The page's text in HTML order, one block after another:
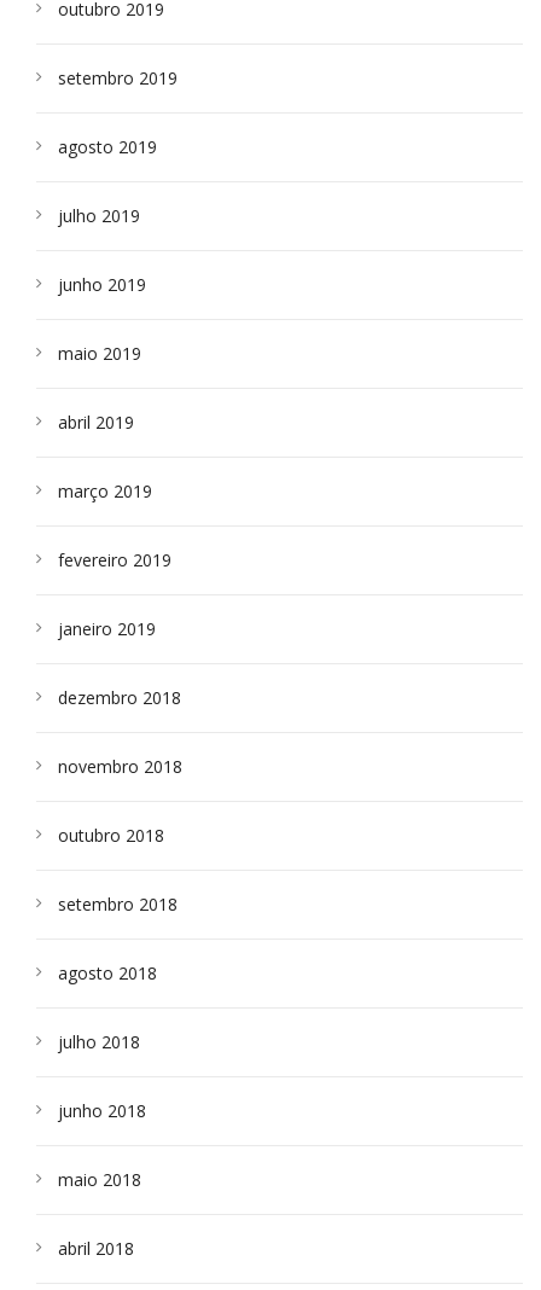
outubro 2019
setembro 2019
agosto 2019
julho 2019
junho 2019
maio 2019
abril 2019
março 2019
fevereiro 2019
janeiro 2019
dezembro 2018
novembro 2018
outubro 2018
setembro 2018
agosto 2018
julho 2018
junho 2018
maio 2018
abril 2018